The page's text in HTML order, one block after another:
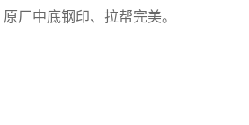
厂中底钢印、拉帮完美。